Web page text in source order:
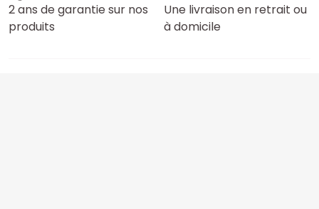
2 ans de garantie sur nos
produits
Une livraison en retrait ou
à domicile